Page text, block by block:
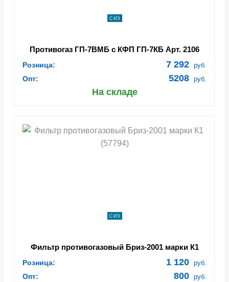
СИЗ
Противогаз ГП-7ВМБ с КФП ГП-7КБ Арт. 2106
Розница: 7 292 руб.
Опт: 5208 руб.
На складе
СИЗ
Фильтр противогазовый Бриз-2001 марки К1
Розница: 1 120 руб.
Опт: 800 руб.